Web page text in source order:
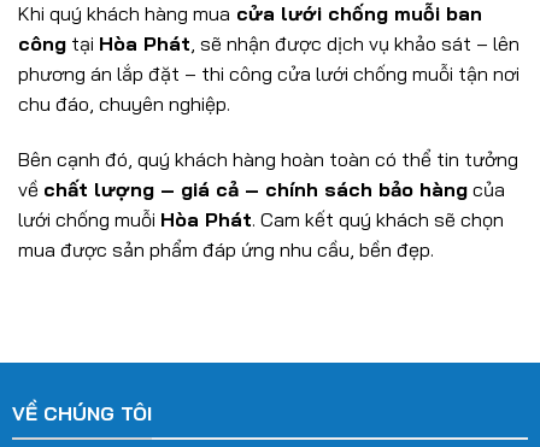
Khi quý khách hàng mua cửa lưới chống muỗi ban
công tại Hòa Phát, sẽ nhận được dịch vụ khảo sát – lên
phương án lắp đặt – thi công cửa lưới chống muỗi tận nơi
chu đáo, chuyên nghiệp.
Bên cạnh đó, quý khách hàng hoàn toàn có thể tin tưởng
về chất lượng – giá cả – chính sách bảo hàng của
lưới chống muỗi Hòa Phát. Cam kết quý khách sẽ chọn
mua được sản phẩm đáp ứng nhu cầu, bền đẹp.
VỀ CHÚNG TÔI